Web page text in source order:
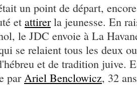
un point de départ,
et attirerla jeunesse. En
le JDC envoie à La
se relaient tous les deux
et de tradition juive.
parAriel Benclowicz, 32